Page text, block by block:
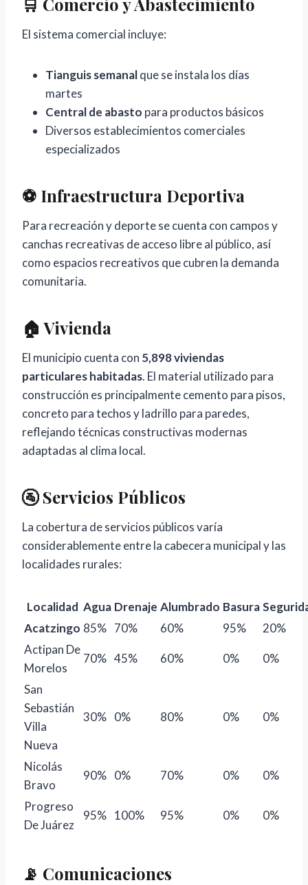
El sistema comercial incluye:
Tianguis semanalque se instala los días
martes
Central de abasto para productos básicos
Diversos establecimientos comerciales
especializados
⚽ Infraestructura Deportiva
Para recreación y deporte se cuenta con campos y
canchas recreativas de acceso libre al público, así
como espacios recreativos que cubren la demanda
comunitaria.
🏠 Vivienda
El municipio cuenta con 5,898 viviendas
particulares habitadas. El material utilizado para
construcción es principalmente cemento para pisos,
concreto para techos y ladrillo para paredes,
reflejando técnicas constructivas modernas
adaptadas al clima local.
🚰 Servicios Públicos
La cobertura de servicios públicos varía
considerablemente entre la cabecera municipal y las
localidades rurales:
Localidad Agua Drenaje Alumbrado Basura
Acatzingo 85% 70% 60% 95%
20%
Actipan De
Morelos
70% 45% 60% 0% 0%
San
Sebastián
Villa
Nueva
30% 0% 80% 0% 0%
Nicolás
Bravo
90% 0% 70% 0% 0%
Progreso
De Juárez
95% 100% 95% 0% 0%
📡 Comunicaciones